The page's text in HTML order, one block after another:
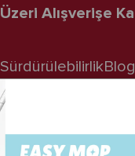
Hızlı Kargo
SürdürülebilirlikBlog